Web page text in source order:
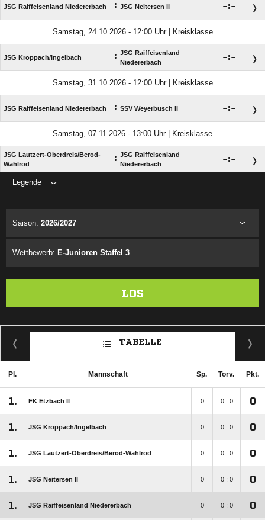
JSG Raiffeisenland Niedererbach : JSG Neitersen II :
Samstag, 24.10.2026 - 12:00 Uhr | Kreisklasse
JSG Kroppach/​Ingelbach : JSG Raiffeisenland
Niedererbach
:
Samstag, 31.10.2026 - 12:00 Uhr | Kreisklasse
JSG Raiffeisenland Niedererbach : SSV Weyerbusch II :
Samstag, 07.11.2026 - 13:00 Uhr | Kreisklasse
JSG Lautzert-Oberdreis/​Berod-
Wahlrod
: JSG Raiffeisenland
Niedererbach
:
Legende
Saison: 2026/2027
Wettbewerb: E-Junioren Staffel 3
LOS
TABELLE
Pl. Mannschaft Sp. Torv. Pkt.
1. FK Etzbach II 0 0 : 0 0
1. JSG Kroppach/​Ingelbach 0 0 : 0 0
1. JSG Lautzert-Oberdreis/​Berod-Wahlrod 0 0 : 0 0
1. JSG Neitersen II 0 0 : 0 0
1. JSG Raiffeisenland Niedererbach 0 0 : 0 0